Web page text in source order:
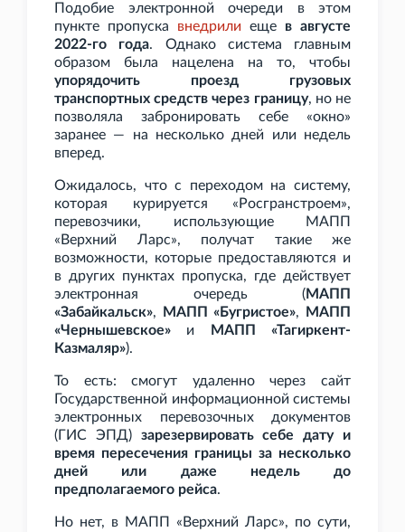
Подобие электронной очереди в этом
пункте пропуска внедрили еще в августе
2022-го года. Однако система главным
образом была нацелена на то, чтобы
упорядочить проезд грузовых
транспортных средств через границу, но не
позволяла забронировать себе «окно»
заранее — на несколько дней или недель
вперед.
Ожидалось, что с переходом на систему,
которая курируется «Росгранстроем»,
перевозчики, использующие МАПП
«Верхний Ларс», получат такие же
возможности, которые предоставляются и
в других пунктах пропуска, где действует
электронная очередь (МАПП
«Забайкальск», МАПП «Бугристое»,
МАПП
«Чернышевское» и
МАПП «Тагиркент-
Казмаляр»).
То есть: смогут удаленно через сайт
Государственной информационной системы
электронных перевозочных документов
(ГИС
ЭПД) зарезервировать себе дату и
время пересечения границы за несколько
дней или даже недель до
предполагаемого рейса.
Но нет, в МАПП «Верхний Ларс», по сути,